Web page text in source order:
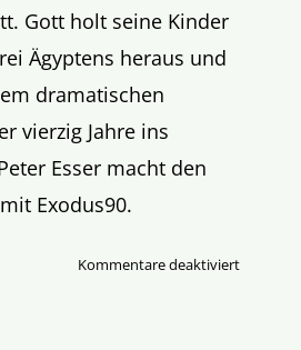
Gott holt seine Kinder
Ägyptens heraus und
dramatischen
vierzig Jahre ins
Esser macht den
Exodus90.
Kommentare deaktiviertfür